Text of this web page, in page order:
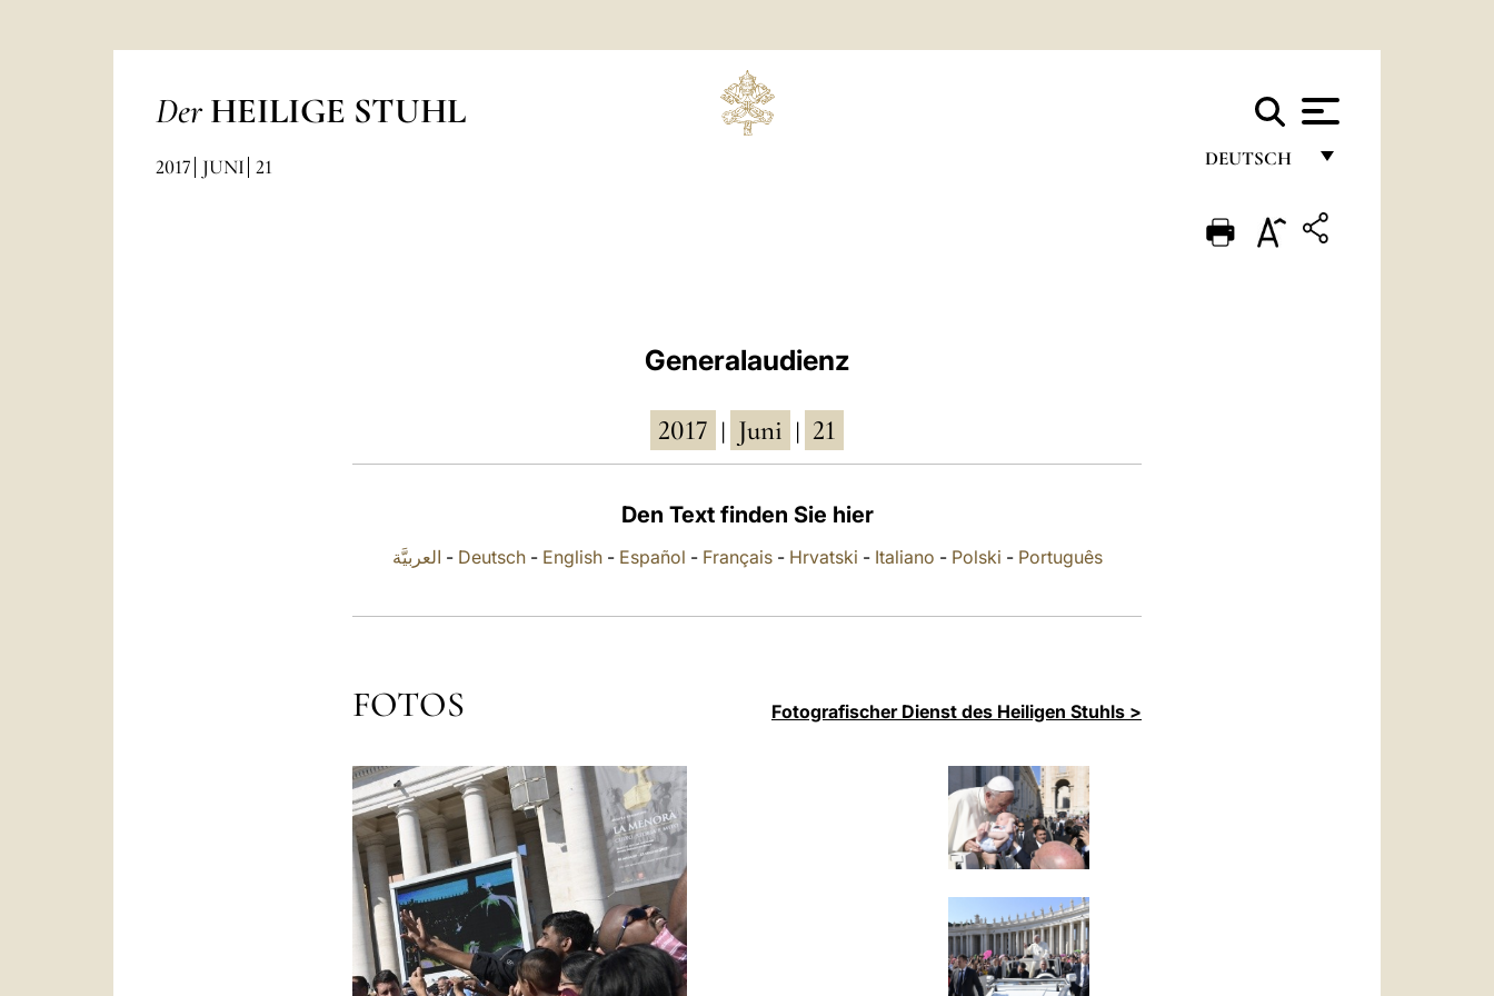
Der HEILIGE STUHL
DEUTSCH
ENGLISH
2017 JUNI 21
Generalaudienz
2017 Juni 21
Den Text finden Sie hier
العربيَّة - Deutsch- English- Español - Français- Hrvatski - Italiano - Polski - Português
FOTOS Fotografischer Dienst des Heiligen Stuhls >